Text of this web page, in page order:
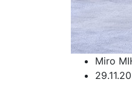
Miro